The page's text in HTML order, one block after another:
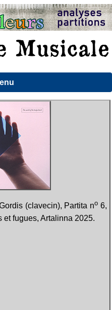
(clavecin), Partita no6,
et fugues, Artalinna 2025.